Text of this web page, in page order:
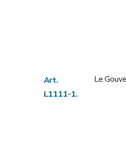
Section 2
Art.
L1111-1.
Le